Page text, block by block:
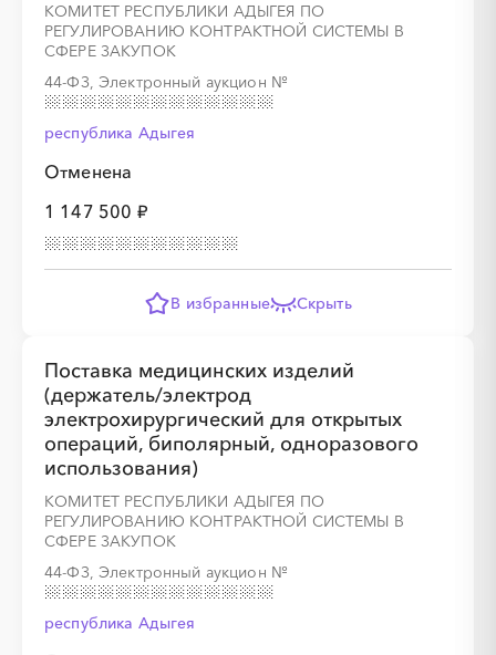
КОМИТЕТ РЕСПУБЛИКИ АДЫГЕЯ ПО
РЕГУЛИРОВАНИЮ КОНТРАКТНОЙ СИСТЕМЫ В
СФЕРЕ ЗАКУПОК
44-ФЗ, Электронный аукцион №
республика Адыгея
Отменена
1 147 500 ₽
В избранные Скрыть
Поставка медицинских изделий
(держатель/электрод
электрохирургический для открытых
операций, биполярный, одноразового
использования)
КОМИТЕТ РЕСПУБЛИКИ АДЫГЕЯ ПО
РЕГУЛИРОВАНИЮ КОНТРАКТНОЙ СИСТЕМЫ В
СФЕРЕ ЗАКУПОК
44-ФЗ, Электронный аукцион №
республика Адыгея